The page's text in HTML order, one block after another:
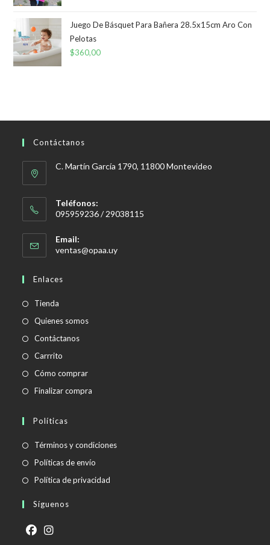
Juego De Básquet Para Bañera 28.5x15cm Aro Con
Pelotas
$360,00
Contáctanos
C. Martín García 1790, 11800 Montevideo
Teléfonos:
095959236 / 29038115
Email:
ventas@opaa.uySe
Enlaces
Tienda
Quienes somos
Contáctanos
Carrrito
Cómo comprar
Finalizar compra
Políticas
Términos y condicionesSe
Políticas de envío
abre
Política de privacidad
Síguenos